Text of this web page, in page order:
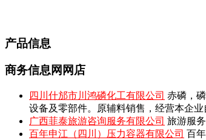
产品信息
商务信息网网店
四川什邡市川鸿磷化工有限公司 赤磷，
设备及零部件。原辅料销售，经营本企
广西菲泰旅游咨询服务有限公司 旅游服务
百年申江（四川）压力容器有限公司 百